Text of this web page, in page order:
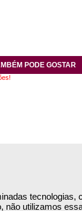
tecnologias,
não utilizamos
PODE GOSTAR
Encomendas
Envio